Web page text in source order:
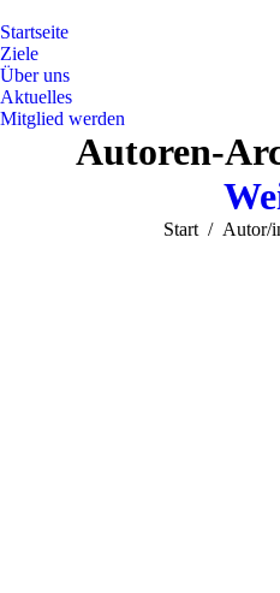
Startseite
Ziele
Über uns
Aktuelles
Mitglied werden
Autoren-
Sie befinden
Start Autor/